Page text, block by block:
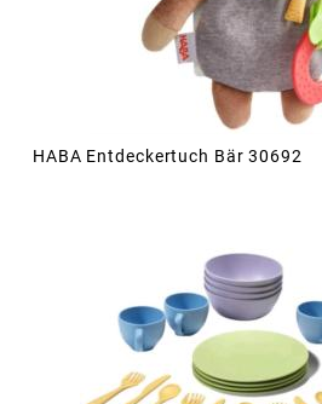
HABA Entdeckertuch Bär 30692